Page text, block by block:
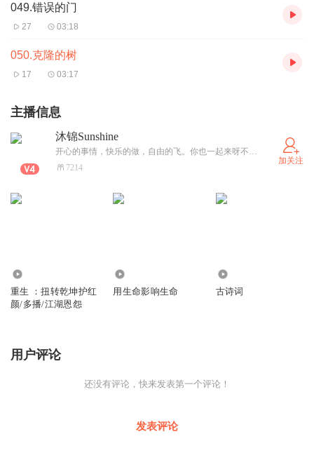
049.错误的门
27 03:18
050.克隆的树
17 03:17
主播信息
沐锦Sunshine
开心的事情，快乐的做，自由的飞。你也一起来呀不定义，不设限。在这里，每个人都是独一无二的自己。没有哪一种风格可以定义我，年轻需要千姿百态。
7214
加关注
重生 ：扭转乾坤护红
颜/多播/江湖恩怨
用生命影响生命 古诗词
用户评论
还没有评论，快来发表第一个评论！
发表评论